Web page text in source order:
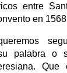
entre
en
palabra o
Que